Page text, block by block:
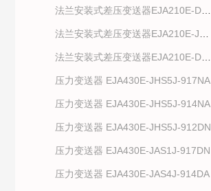
压力变送器 EJA430E-JHS5J-917NA
压力变送器 EJA430E-JHS5J-914NA
压力变送器 EJA430E-JHS5J-912DN
压力变送器 EJA430E-JAS1J-917DN
压力变送器 EJA430E-JAS4J-914DA